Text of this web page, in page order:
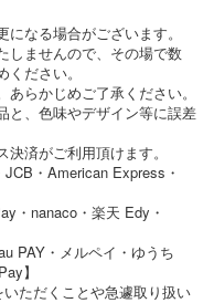
なる場合がございます。
しませんので、その場で数
ださい。
らかじめご了承ください。
と、色味やデザイン等に誤差
済がご利用頂けます。
・American Express・
・nanaco・楽天 Edy・
PAY・メルペイ・ゆうち
】
ただくことや急遽取り扱い